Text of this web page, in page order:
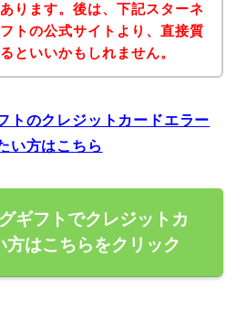
ります。後は、下記スターネ
トの公式サイトより、直接質
といいかもしれません。
トのクレジットカードエラー
い方はこちら
ギフトでクレジットカ
方はこちらをクリック